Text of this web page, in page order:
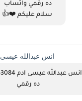
ده رقمي واتساب
سلام عليكم ❤️👍
انس عبدالله عيسى
انس عبدالله عيسى ادم 23590963084+
ده رقمي